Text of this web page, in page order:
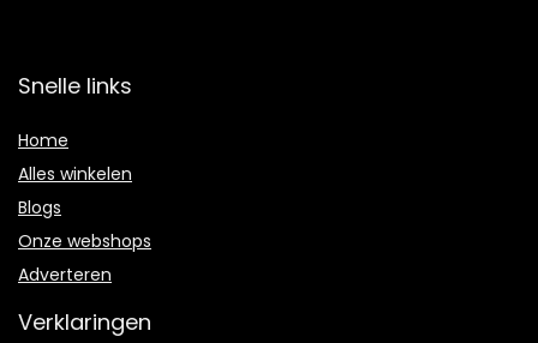
Snelle links
Home
Alles winkelen
Blogs
Onze webshops
Adverteren
Verklaringen